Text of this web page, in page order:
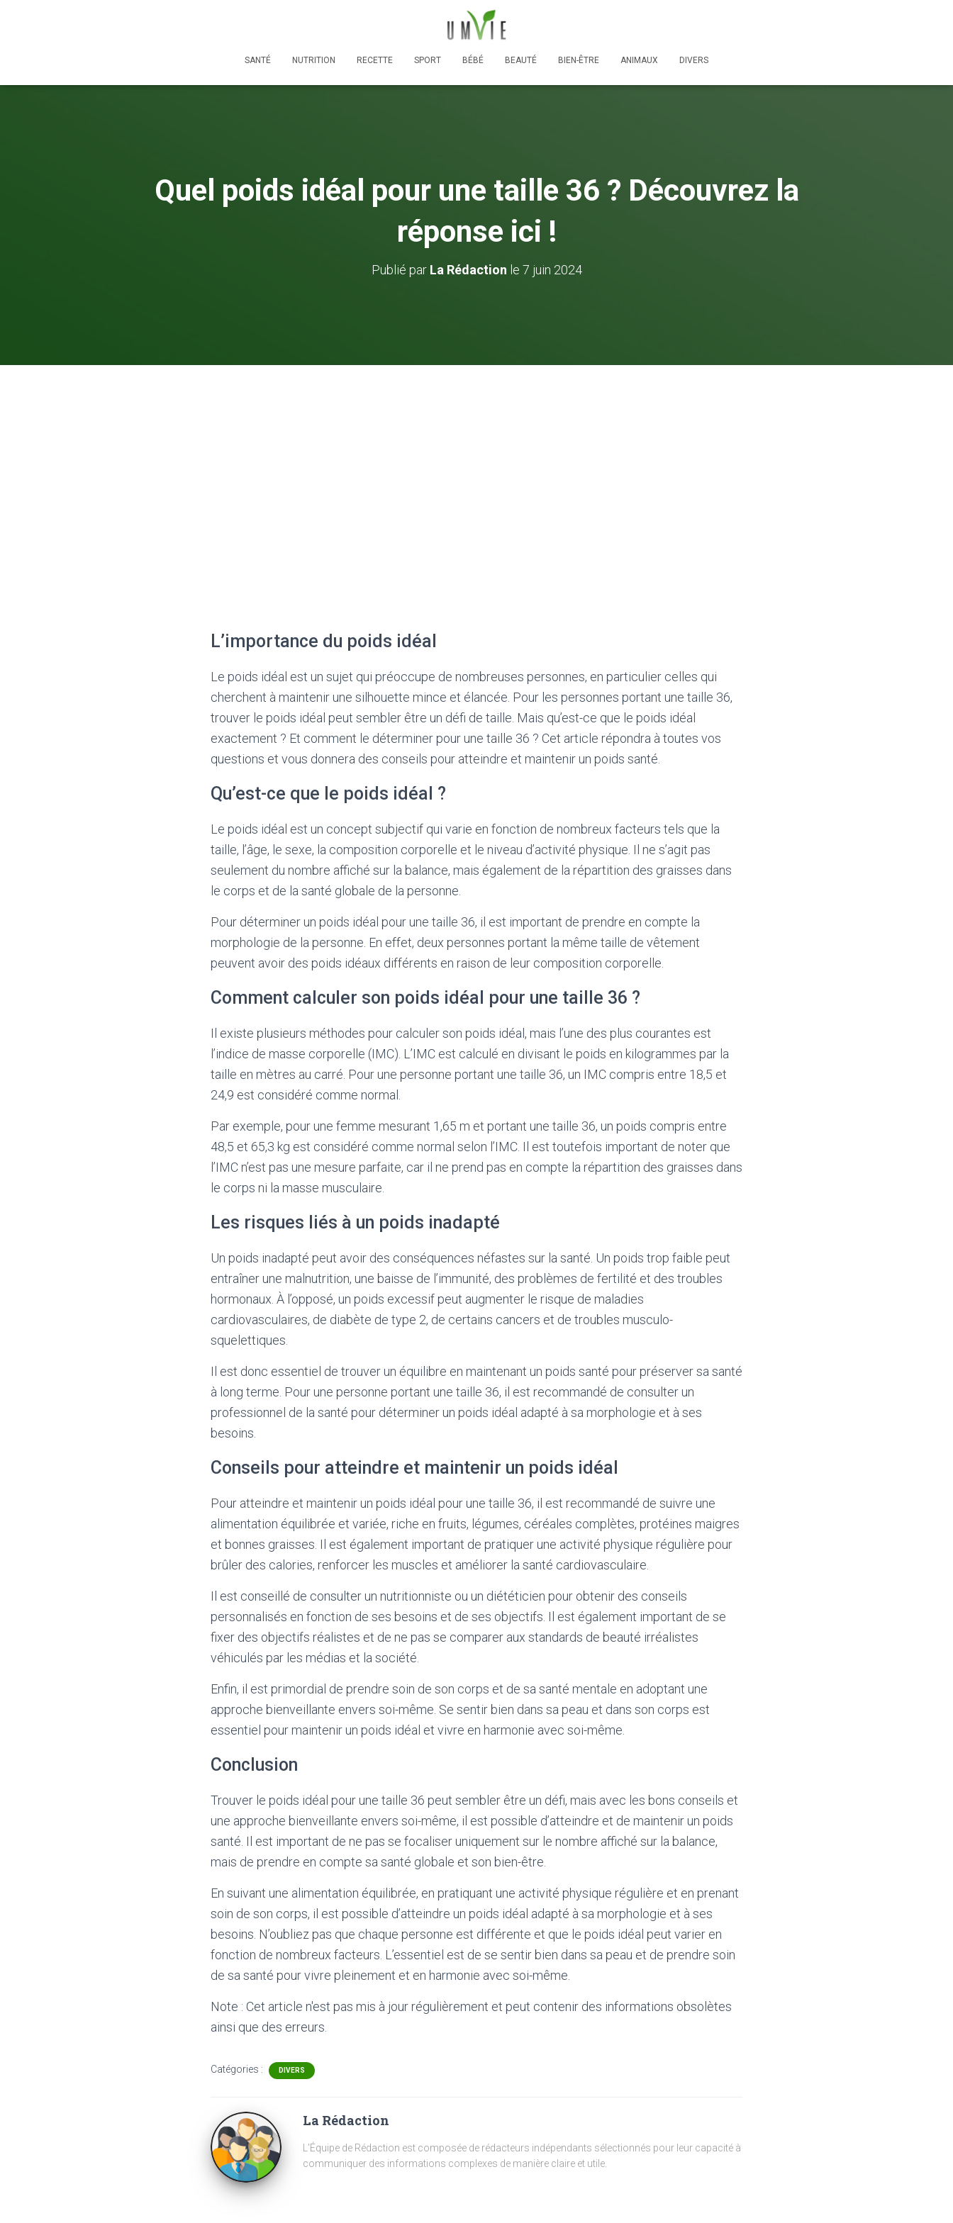
SANTÉ NUTRITION RECETTE SPORT BÉBÉ BEAUTÉ BIEN-ÊTRE ANIMAUX DIVERS
Quel poids idéal pour une taille 36 ? Découvrez la
réponse ici !
Publié par La Rédaction le 7 juin 2024
L’importance du poids idéal
Le poids idéal est un sujet qui préoccupe de nombreuses personnes, en particulier celles qui
cherchent à maintenir une silhouette mince et élancée. Pour les personnes portant une taille 36,
trouver le poids idéal peut sembler être un défi de taille. Mais qu’est-ce que le poids idéal
exactement ? Et comment le déterminer pour une taille 36 ? Cet article répondra à toutes vos
questions et vous donnera des conseils pour atteindre et maintenir un poids santé.
Qu’est-ce que le poids idéal ?
Le poids idéal est un concept subjectif qui varie en fonction de nombreux facteurs tels que la
taille, l’âge, le sexe, la composition corporelle et le niveau d’activité physique. Il ne s’agit pas
seulement du nombre affiché sur la balance, mais également de la répartition des graisses dans
le corps et de la santé globale de la personne.
Pour déterminer un poids idéal pour une taille 36, il est important de prendre en compte la
morphologie de la personne. En effet, deux personnes portant la même taille de vêtement
peuvent avoir des poids idéaux différents en raison de leur composition corporelle.
Comment calculer son poids idéal pour une taille 36 ?
Il existe plusieurs méthodes pour calculer son poids idéal, mais l’une des plus courantes est
l’indice de masse corporelle (IMC). L’IMC est calculé en divisant le poids en kilogrammes par la
taille en mètres au carré. Pour une personne portant une taille 36, un IMC compris entre 18,5 et
24,9 est considéré comme normal.
Par exemple, pour une femme mesurant 1,65 m et portant une taille 36, un poids compris entre
48,5 et 65,3 kg est considéré comme normal selon l’IMC. Il est toutefois important de noter que
l’IMC n’est pas une mesure parfaite, car il ne prend pas en compte la répartition des graisses dans
le corps ni la masse musculaire.
Les risques liés à un poids inadapté
Un poids inadapté peut avoir des conséquences néfastes sur la santé. Un poids trop faible peut
entraîner une malnutrition, une baisse de l’immunité, des problèmes de fertilité et des troubles
hormonaux. À l’opposé, un poids excessif peut augmenter le risque de maladies
cardiovasculaires, de diabète de type 2, de certains cancers et de troubles musculo-
squelettiques.
Il est donc essentiel de trouver un équilibre en maintenant un poids santé pour préserver sa santé
à long terme. Pour une personne portant une taille 36, il est recommandé de consulter un
professionnel de la santé pour déterminer un poids idéal adapté à sa morphologie et à ses
besoins.
Conseils pour atteindre et maintenir un poids idéal
Pour atteindre et maintenir un poids idéal pour une taille 36, il est recommandé de suivre une
alimentation équilibrée et variée, riche en fruits, légumes, céréales complètes, protéines maigres
et bonnes graisses. Il est également important de pratiquer une activité physique régulière pour
brûler des calories, renforcer les muscles et améliorer la santé cardiovasculaire.
Il est conseillé de consulter un nutritionniste ou un diététicien pour obtenir des conseils
personnalisés en fonction de ses besoins et de ses objectifs. Il est également important de se
fixer des objectifs réalistes et de ne pas se comparer aux standards de beauté irréalistes
véhiculés par les médias et la société.
Enfin, il est primordial de prendre soin de son corps et de sa santé mentale en adoptant une
approche bienveillante envers soi-même. Se sentir bien dans sa peau et dans son corps est
essentiel pour maintenir un poids idéal et vivre en harmonie avec soi-même.
Conclusion
Trouver le poids idéal pour une taille 36 peut sembler être un défi, mais avec les bons conseils et
une approche bienveillante envers soi-même, il est possible d’atteindre et de maintenir un poids
santé. Il est important de ne pas se focaliser uniquement sur le nombre affiché sur la balance,
mais de prendre en compte sa santé globale et son bien-être.
En suivant une alimentation équilibrée, en pratiquant une activité physique régulière et en prenant
soin de son corps, il est possible d’atteindre un poids idéal adapté à sa morphologie et à ses
besoins. N’oubliez pas que chaque personne est différente et que le poids idéal peut varier en
fonction de nombreux facteurs. L’essentiel est de se sentir bien dans sa peau et de prendre soin
de sa santé pour vivre pleinement et en harmonie avec soi-même.
Note : Cet article n'est pas mis à jour régulièrement et peut contenir des informations obsolètes
ainsi que des erreurs.
Catégories : DIVERS
La Rédaction
L'Équipe de Rédaction est composée de rédacteurs indépendants sélectionnés pour leur capacité à
communiquer des informations complexes de manière claire et utile.